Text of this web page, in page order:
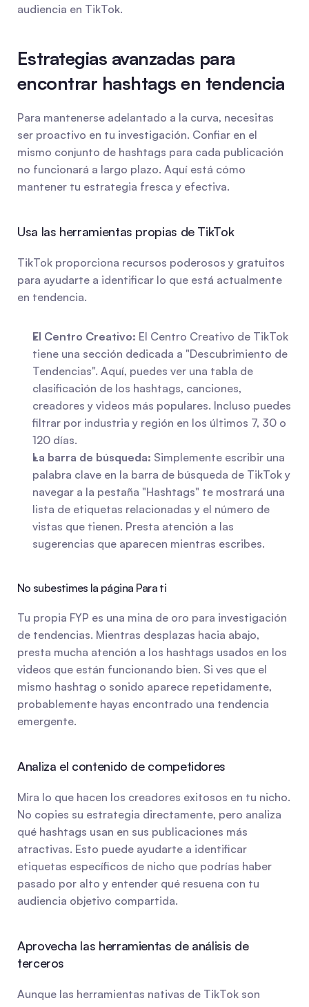
audiencia en TikTok.
Estrategias avanzadas para
encontrar hashtags en tendencia
Para mantenerse adelantado a la curva, necesitas
ser proactivo en tu investigación. Confiar en el
mismo conjunto de hashtags para cada publicación
no funcionará a largo plazo. Aquí está cómo
mantener tu estrategia fresca y efectiva.
Usa las herramientas propias de TikTok
TikTok proporciona recursos poderosos y gratuitos
para ayudarte a identificar lo que está actualmente
en tendencia.
El Centro Creativo: El Centro Creativo de TikTok
tiene una sección dedicada a "Descubrimiento de
Tendencias". Aquí, puedes ver una tabla de
clasificación de los hashtags, canciones,
creadores y videos más populares. Incluso puedes
filtrar por industria y región en los últimos 7, 30 o
120 días.
La barra de búsqueda: Simplemente escribir una
palabra clave en la barra de búsqueda de TikTok y
navegar a la pestaña "Hashtags" te mostrará una
lista de etiquetas relacionadas y el número de
vistas que tienen. Presta atención a las
sugerencias que aparecen mientras escribes.
No subestimes la página Para ti
Tu propia FYP es una mina de oro para investigación
de tendencias. Mientras desplazas hacia abajo,
presta mucha atención a los hashtags usados en los
videos que están funcionando bien. Si ves que el
mismo hashtag o sonido aparece repetidamente,
probablemente hayas encontrado una tendencia
emergente.
Analiza el contenido de competidores
Mira lo que hacen los creadores exitosos en tu nicho.
No copies su estrategia directamente, pero analiza
qué hashtags usan en sus publicaciones más
atractivas. Esto puede ayudarte a identificar
etiquetas específicos de nicho que podrías haber
pasado por alto y entender qué resuena con tu
audiencia objetivo compartida.
Aprovecha las herramientas de análisis de
terceros
Aunque las herramientas nativas de TikTok son